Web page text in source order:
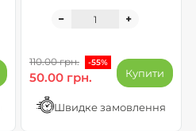
04.2026)
110.00 грн. -55%
50.00 грн. Купити
Швидке замовлення